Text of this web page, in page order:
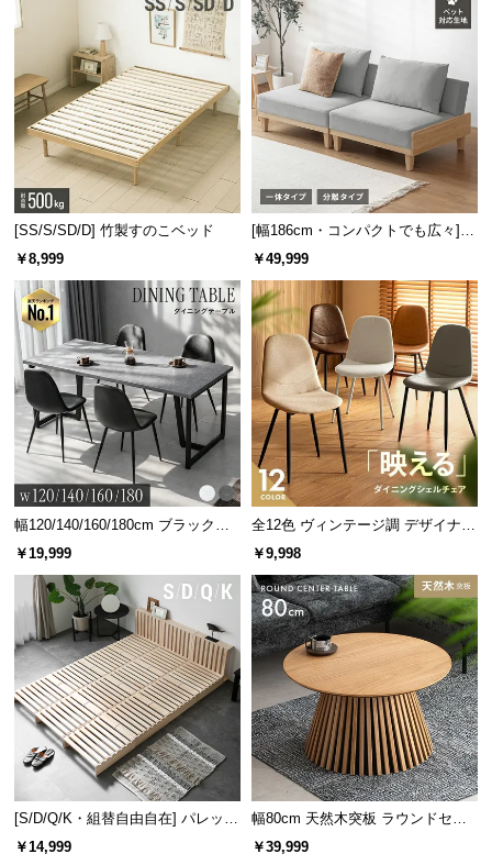
情
報
150㎝タイプ
幅(内寸) 奥行き(内寸) 高さ(内寸)
約34.9㎝ 約37.9㎝ 約23㎝
180㎝タイプ
幅(内寸) 奥行き(内寸) 高さ(内寸)
約42.4㎝ 約37.9㎝ 約23㎝
広々と使える天板スペース
大画面TVはもちろんのこと、雑貨や電子機器もお洒
落にディスプレイできる広さです。
[SS/S/SD/D] 竹製すのこベッド
￥8,999
[幅186cm・コンパクトでも広々] 3
人掛けソファベッド リクライニン
￥49,999
幅120/140/160/180cm ブラックフ
レーム ダイニング 大理石調 4人掛
￥19,999
全12色 ヴィンテージ調 デザイナー
ズシェルチェア
￥9,998
[S/D/Q/K・組替自由自在] パレット
ベッド 8/12/16枚セット
￥14,999
幅80cm 天然木突板 ラウンドセン
ターテーブル 美しい格子デザイン
￥39,999